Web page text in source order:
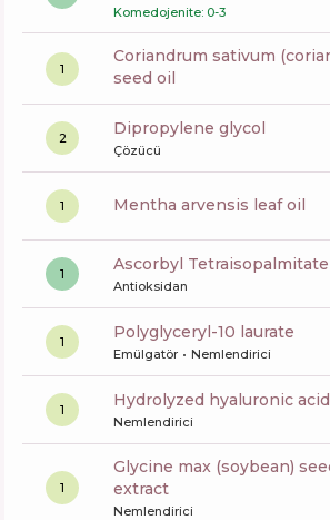
Komedojenite: 0-3
1
coriandrum sativum (coriander)
seed oil
2 dipropylene glycol
Çözücü
1 mentha arvensis leaf oil
1 Ascorbyl Tetraisopalmitate
Antioksidan
1 polyglyceryl-10 laurate
Emülgatör Nemlendirici
1 hydrolyzed hyaluronic acid
Nemlendirici
1
glycine max (soybean) seed
extract
Nemlendirici